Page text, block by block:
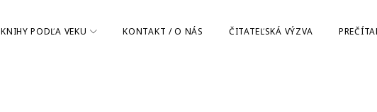
KNIHY PODĽA VEKU KONTAKT / O NÁS ČITATEĽSKÁ VÝZVA